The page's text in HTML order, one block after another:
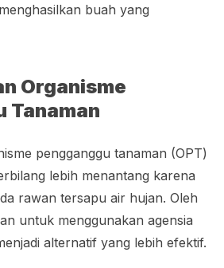
buah yang
Organisme
Tanaman
pengganggu tanaman (OPT)
lebih menantang karena
rawan tersapu air hujan. Oleh
untuk menggunakan agensia
alternatif yang lebih efektif.